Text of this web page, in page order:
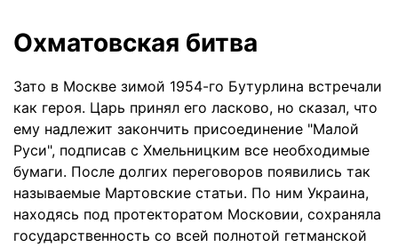
Охматовская битва
Зато в Москве зимой 1954-го Бутурлина встречали
как героя. Царь принял его ласково, но сказал, что
ему надлежит закончить присо­единение "Малой
Руси", подписав с Хмельницким все необходимые
бумаги. После долгих переговоров появились так
называемые Мартовские статьи. По ним Украина,
находясь под протекторатом Московии, сохраняла
государственность со всей полнотой гетманской